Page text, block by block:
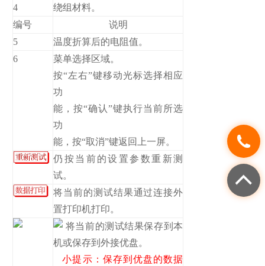
4
绕组材料。
编号
说明
5
温度折算后的电阻值。
6
菜单选择区域。
按“左右”键移动光标选择相应
功
能，按“确认”键执行当前所选
功
能，按“取消”键返回上一屏。
仍按当前的设置参数重新测
试。
将当前的测试结果通过连接外
置打印机打印。
将当前的测试结果保存到本
机或保存到外接优盘。
小提示：保存到优盘的数据